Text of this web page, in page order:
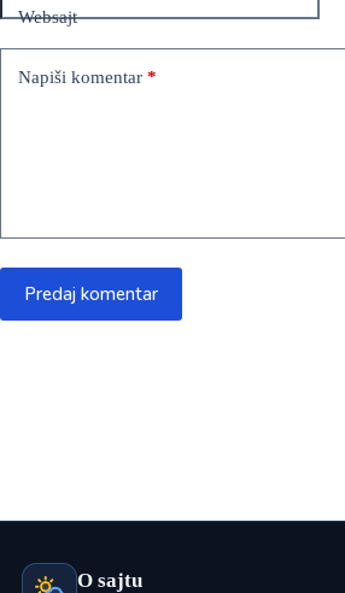
Websajt
Napiši komentar *
Predaj komentar
O sajtu